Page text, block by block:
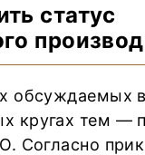
статус
обсуждаемых в
кругах тем —
Согласно